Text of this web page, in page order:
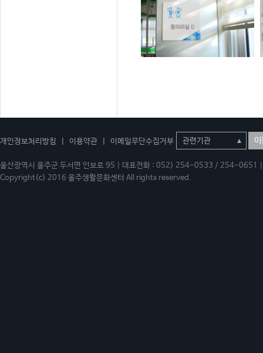
개인정보처리방침 이용약관 이메일무단수집거부 이
울산광역시 울주군 두서면 인보로 95 | 대표전화 : 052) 254-0533 / 254-
Copyright(c) 2016 울주생활문화센터 All rights reserved.